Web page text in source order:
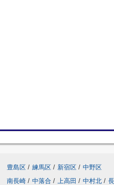
豊島区 / 練馬区 / 新宿区 / 中野区
南長崎 / 中落合 / 上高田 / 中村北 /